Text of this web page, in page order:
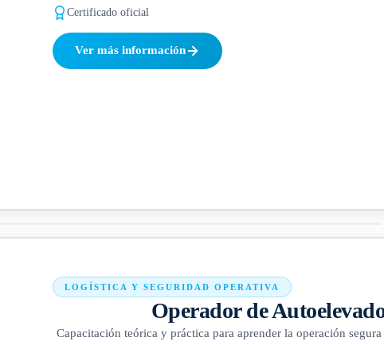
Certificado oficial
Ver más información
LOGÍSTICA Y SEGURIDAD OPERATIVA
Operador de
Capacitación teórica y práctica para aprender la operación